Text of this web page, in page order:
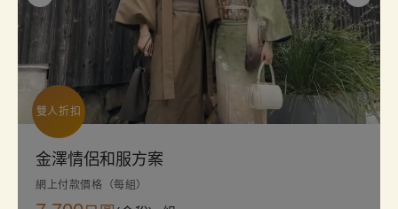
雙人折扣
金澤情侶和服方案
網上付款價格（每組）